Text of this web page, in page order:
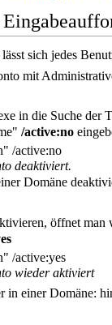
sich jedes
mit
in die Suche
/active:no
/active:no
deaktiviert.
Domäne
öffnet
/active:yes
wieder aktiviert
in einer Domäne: